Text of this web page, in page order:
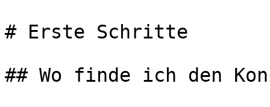
# Erste Schritte
## Wo finde ich den